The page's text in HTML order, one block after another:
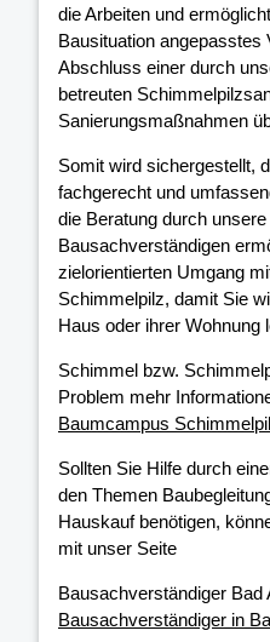
die Arbeiten und
Bausituation angepasstes
Abschluss einer durch
betreuten
Sanierungsmaßnahmen
Somit wird sichergestellt,
fachgerecht und
die Beratung durch
Bausachverständigen
zielorientierten Umgang
Schimmelpilz, damit Sie
Haus oder ihrer Wohnung
Schimmel bzw.
Problem mehr
Baumcampus
Sollten Sie Hilfe durch
den Themen
Hauskauf benötigen,
mit unser Seite
Bausachverständiger Bad
Bausachverständiger in